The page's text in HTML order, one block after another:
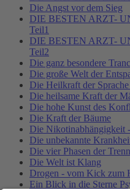
Die Angst vor dem Sieg
DIE BESTEN ARZT-
Teil1
DIE BESTEN ARZT-
Teil2
Die ganz besondere
Die große Welt der
Die Heilkraft der
Die heilsame Kraft der
Die hohe Kunst des
Die Kraft der Bäume
Die Nikotinabhängigkeit
Die unbekannte
Die vier Phasen der
Die Welt ist Klang
Drogen - vom Kick zum
Ein Blick in die Sterne